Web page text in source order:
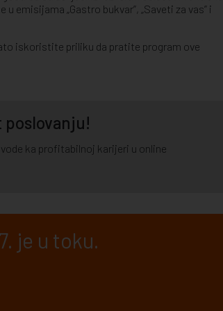
emisijama „Gastro bukvar”, „Saveti za vas” i
iskoristite priliku da pratite program ove
ka profitabilnoj karijeri u online
je u toku.